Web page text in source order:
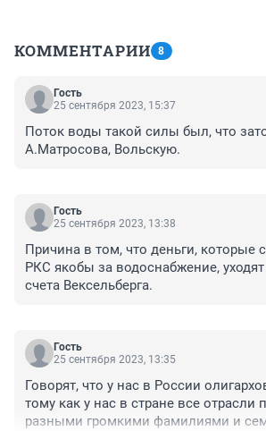
КОММЕНТАРИИ 8
Гость
25 сентября 2023, 15:37
Поток воды такой силы был, что
А.Матросова, Вольскую.
Гость
25 сентября 2023, 13:38
Причина в том, что деньги, которые
РКС якобы за водоснабжение,
счета Вексельберга.
Гость
25 сентября 2023, 13:35
Говорят, что у нас в России
тому как у нас в стране все
разными громкими фамилиями и